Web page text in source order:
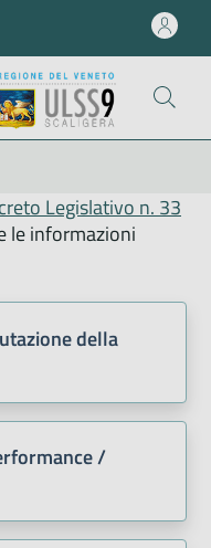
Legislativo n. 33
le informazioni
della
/